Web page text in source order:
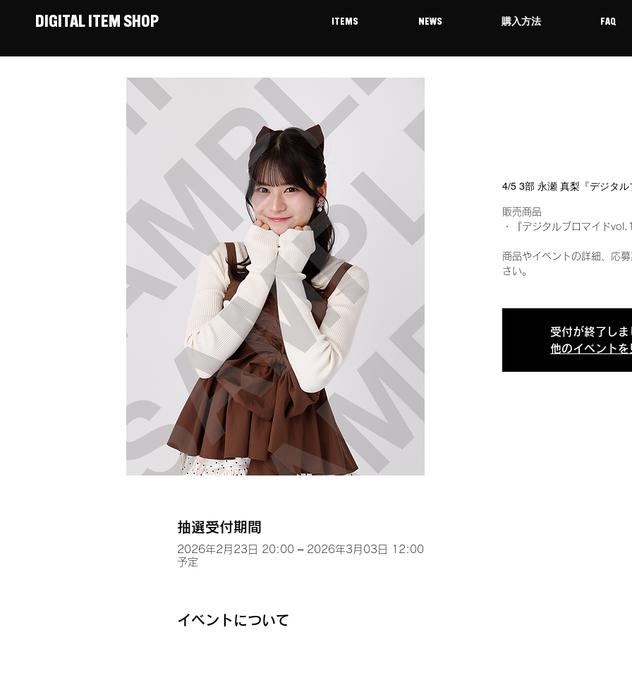
DIGITAL ITEM SHOP ITEMS NEWS 購入方法 FAQ
4/5 3部 永瀬 真梨『デジタ
販売商品
・『デジタルブロマイド
商品やイベントの詳細、応
さい。
受付が終了しま
他のイベントを
抽選受付期間
2026年2月23日 20:00 – 2026年3月03日 12:00
予定
イベントについて